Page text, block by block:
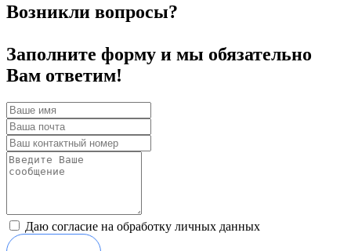
Возникли вопросы?
Заполните форму и мы обязательно
Вам ответим!
Даю согласие на обработку личных данных